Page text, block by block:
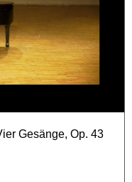
Gesänge, Op. 43